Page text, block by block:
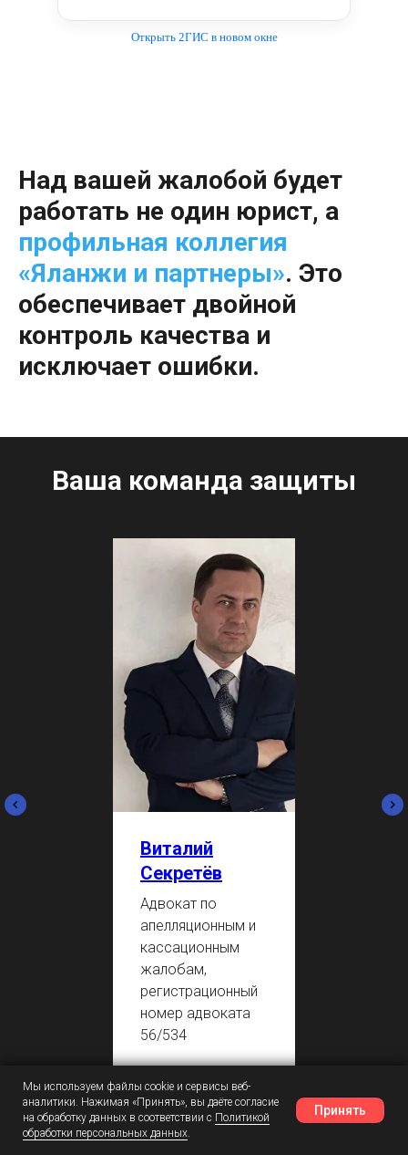
Открыть 2ГИС в новом окне
Над вашей жалобой будет
работать не один юрист, а
профильная коллегия
«Яланжи и партнеры». Это
обеспечивает двойной
контроль качества и
исключает ошибки.
Ваша команда защиты
Виталий
Секретёв
Адвокат по
апелляционным и
кассационным
жалобам,
регистрационный
номер адвоката
56/534
ОТПРАВИТЬ ДОКУМЕНТЫ НА
Мы используем файлы cookie и сервисы веб-
аналитики. Нажимая «Принять», вы даёте согласие
на обработку данных в соответствии с Политикой
обработки персональных данных.
Принять
Наш Telegram Шансы